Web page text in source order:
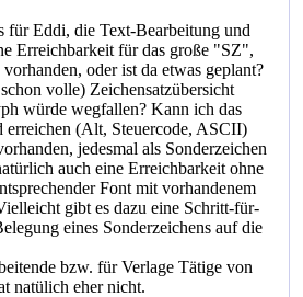
für Eddi, die Text-Bearbeitung und
Erreichbarkeit für das große "SZ",
oder ist da etwas geplant?
volle) Zeichensatzübersicht
würde wegfallen? Kann ich das
erreichen (Alt, Steuercode, ASCII)
jedesmal als Sonderzeichen
auch eine Erreichbarkeit ohne
Font mit vorhandenem
gibt es dazu eine Schritt-für-
eines Sonderzeichens auf die
bzw. für Verlage Tätige von
natülich eher nicht.